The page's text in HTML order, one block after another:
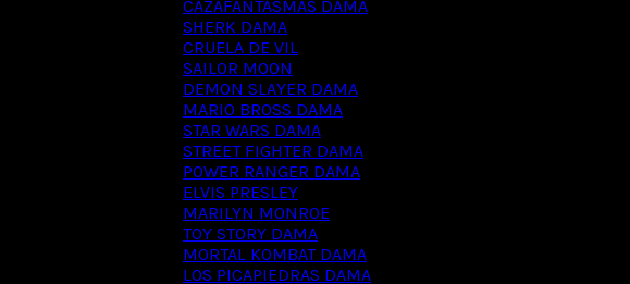
CAZAFANTASMAS DAMA
SHERK DAMA
CRUELA DE VIL
SAILOR MOON
DEMON SLAYER DAMA
MARIO BROSS DAMA
STAR WARS DAMA
STREET FIGHTER DAMA
POWER RANGER DAMA
ELVIS PRESLEY
MARILYN MONROE
TOY STORY DAMA
MORTAL KOMBAT DAMA
LOS PICAPIEDRAS DAMA